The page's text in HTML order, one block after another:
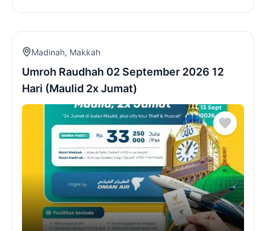
Madinah, Makkah
Umroh Raudhah 02 September 2026 12
Hari (Maulid 2x Jumat)